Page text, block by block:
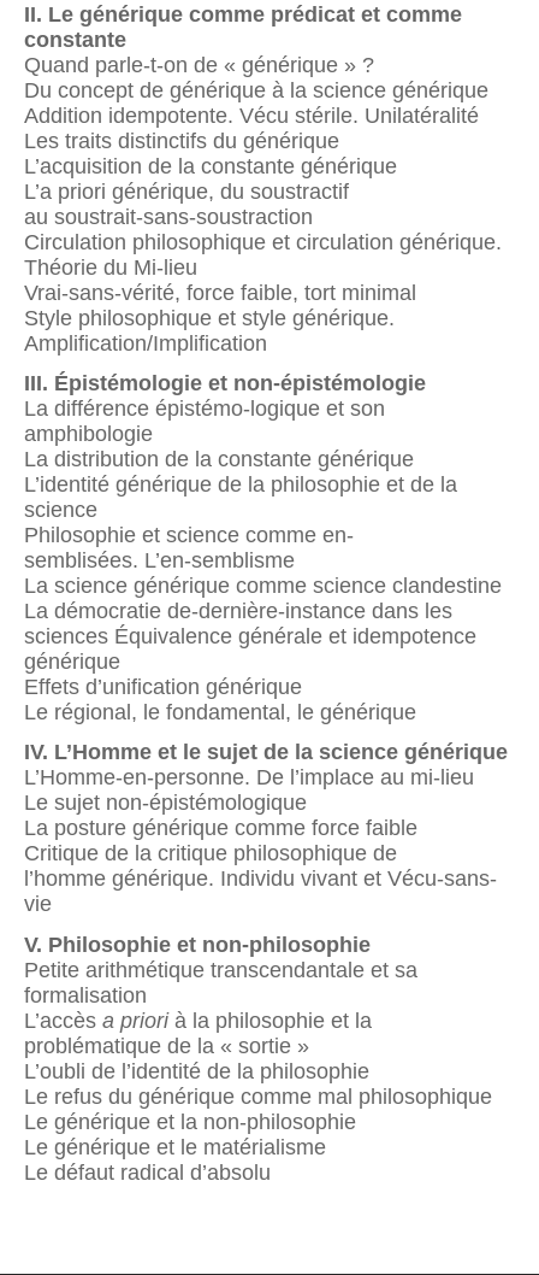
II. Le générique comme prédicat et comme
constante
Quand parle-t-on de « générique » ?
Du concept de générique à la science générique
Addition idempotente. Vécu stérile. Unilatéralité
Les traits distinctifs du générique
L’acquisition de la constante générique
L’a priori générique, du soustractif
au soustrait-sans-soustraction
Circulation philosophique et circulation générique.
Théorie du Mi-lieu
Vrai-sans-vérité, force faible, tort minimal
Style philosophique et style générique.
Amplification/Implification
III. Épistémologie et non-épistémologie
La différence épistémo-logique et son
amphibologie
La distribution de la constante générique
L’identité générique de la philosophie et de la
science
Philosophie et science comme en-
semblisées. L’en-semblisme
La science générique comme science clandestine
La démocratie de-dernière-instance dans les
sciences Équivalence générale et idempotence
générique
Effets d’unification générique
Le régional, le fondamental, le générique
IV. L’Homme et le sujet de la science générique
L’Homme-en-personne. De l’implace au mi-lieu
Le sujet non-épistémologique
La posture générique comme force faible
Critique de la critique philosophique de
l’homme générique. Individu vivant et Vécu-sans-
vie
V. Philosophie et non-philosophie
Petite arithmétique transcendantale et sa
formalisation
L’accès a priorià la philosophie et la
problématique de la « sortie »
L’oubli de l’identité de la philosophie
Le refus du générique comme mal philosophique
Le générique et la non-philosophie
Le générique et le matérialisme
Le défaut radical d’absolu